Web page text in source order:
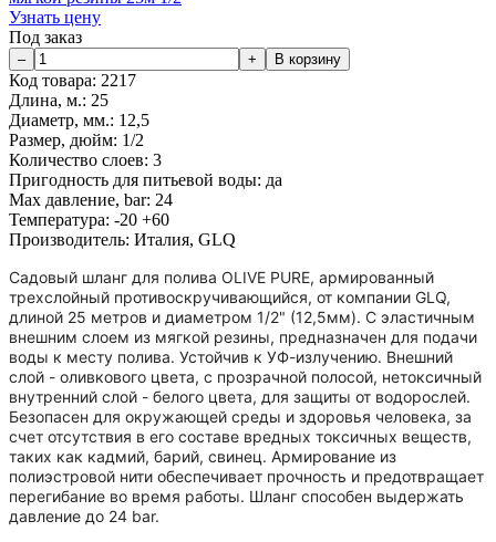
Узнать цену
Под заказ
Код товара: 2217
Длина, м.: 25
Диаметр, мм.: 12,5
Размер, дюйм: 1/2
Количество слоев: 3
Пригодность для питьевой воды: да
Max давление, bar: 24
Температура: -20 +60
Производитель: Италия, GLQ
Садовый шланг для полива OLIVE PURE, армированный
трехслойный противоскручивающийся, от компании GLQ,
длиной 25 метров и диаметром 1/2" (12,5мм). С эластичным
внешним слоем из мягкой резины, предназначен для подачи
воды к месту полива. Устойчив к УФ-излучению. Внешний
слой - оливкового цвета, с прозрачной полосой, нетоксичный
внутренний слой - белого цвета, для защиты от водорослей.
Безопасен для окружающей среды и здоровья человека, за
счет отсутствия в его составе вредных токсичных веществ,
таких как кадмий, барий, свинец. Армирование из
полиэстровой нити обеспечивает прочность и предотвращает
перегибание во время работы. Шланг способен выдержать
давление до 24 bar.